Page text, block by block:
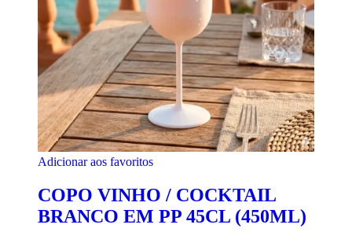
Adicionar aos favoritos
COPO VINHO / COCKTAIL
BRANCO EM PP 45CL (450ML)